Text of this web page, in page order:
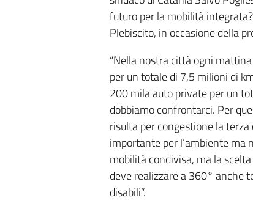
futuro per la mobilità
Plebiscito, in occasione della
“Nella nostra città ogni
per un totale di 7,5 milioni di
200 mila auto private per un
dobbiamo confrontarci. Per
risulta per congestione la
importante per l’ambiente ma
mobilità condivisa, ma la
deve realizzare a 360° anche
disabili”.